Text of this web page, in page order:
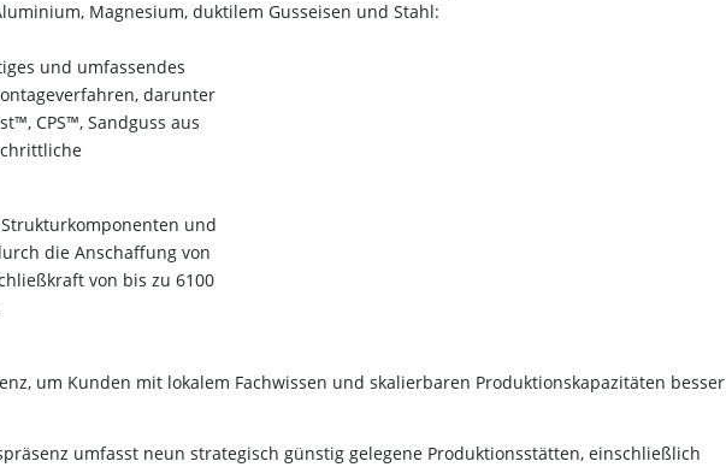
Magnesium, duktilem Gusseisen und Stahl:
und umfassendes
darunter
CPS™, Sandguss aus
und
die Anschaffung von
von bis zu 6100
um Kunden mit lokalem Fachwissen und skalierbaren Produktionskapazitäten besser
umfasst neun strategisch günstig gelegene Produktionsstätten, einschließlich